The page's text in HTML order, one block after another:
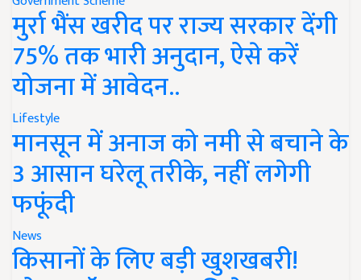
मुर्रा भैंस खरीद पर राज्य सरकार देंगी
75% तक भारी अनुदान, ऐसे करें
योजना में आवेदन..
Lifestyle
मानसून में अनाज को नमी से बचाने के
3 आसान घरेलू तरीके, नहीं लगेगी
फफूंदी
News
किसानों के लिए बड़ी खुशखबरी!